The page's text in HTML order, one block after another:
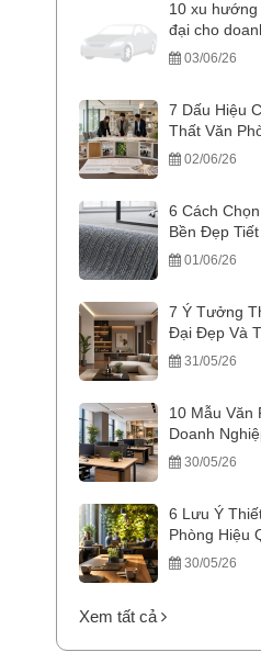
10 xu
đại cho
03/06/26
7 Dấu Hiệu
Thất Văn
02/06/26
6 Cách
Bền Đẹp
01/06/26
7 Ý Tưởng
Đại Đẹp Và
31/05/26
10 Mẫu Văn
Doanh
Hơn30/05/26
6 Lưu Ý
Phòng Hiệu
30/05/26
Xem tất cả